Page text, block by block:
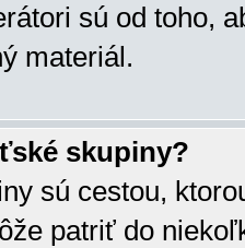
sú od toho,
materiál.
skupiny?
sú cestou,
patriť do